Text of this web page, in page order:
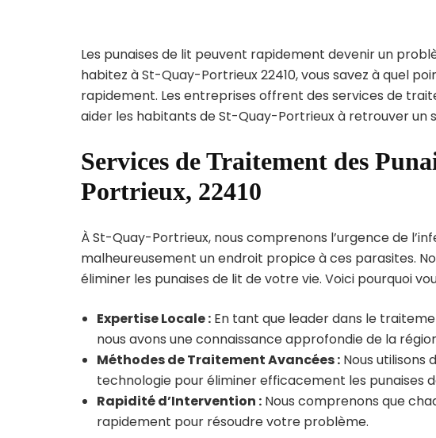
Les punaises de lit peuvent rapidement devenir un
habitez à St-Quay-Portrieux 22410, vous savez à quel
rapidement. Les entreprises offrent des services de
aider les habitants de St-Quay-Portrieux à retrouver un
Services de Traitement des
Portrieux, 22410
À St-Quay-Portrieux, nous comprenons l’urgence de
malheureusement un endroit propice à ces parasites.
éliminer les punaises de lit de votre vie. Voici pourquoi
Expertise Locale : En tant que leader dans le
nous avons une connaissance approfondie de la
Méthodes de Traitement Avancées : Nous
technologie pour éliminer efficacement les punaises
Rapidité d’Intervention : Nous comprenons que
rapidement pour résoudre votre problème.